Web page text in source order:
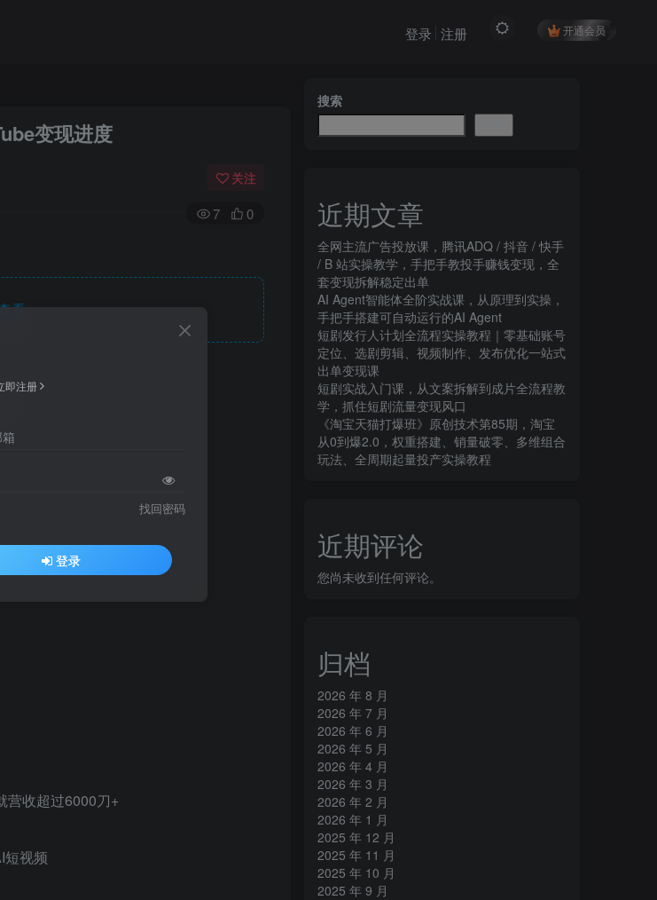
开通会员
登录 注册
变现进度
关注
7 0
看
营收超过6000刀+​
短视频​
搜索
近期文章
全网主流广告投放课，腾讯ADQ / 抖音 / 快手
/ B 站实操教学，手把手教投手赚钱变现，全
套变现拆解稳定出单
AI Agent智能体全阶实战课，从原理到实操，
手把手搭建可自动运行的AI Agent
短剧发行人计划全流程实操教程｜零基础账号
定位、选剧剪辑、视频制作、发布优化一站式
出单变现课​
短剧实战入门课，从文案拆解到成片全流程教
学，抓住短剧流量变现风口
《淘宝天猫打爆班》原创技术第85期，淘宝
从0到爆2.0，权重搭建、销量破零、多维组合
玩法、全周期起量投产实操教程
近期评论
您尚未收到任何评论。
归档
2026 年 8 月
2026 年 7 月
2026 年 6 月
2026 年 5 月
2026 年 4 月
2026 年 3 月
2026 年 2 月
2026 年 1 月
2025 年 12 月
2025 年 11 月
2025 年 10 月
2025 年 9 月
即注册
找回密码
登录